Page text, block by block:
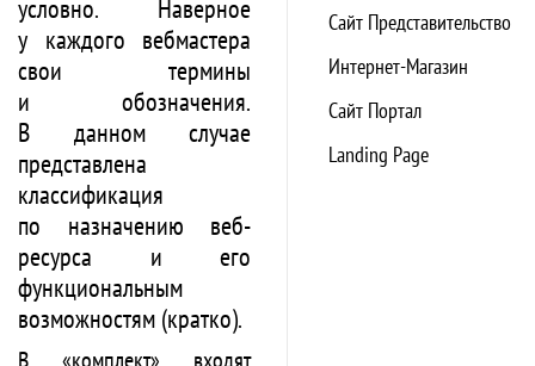
условно. Наверное
у каждого вебмастера
свои термины
и обозначения.
В данном случае
представлена
классификация
по назначению веб-
ресурса и его
функциональным
возможностям (кратко).
Сайт Представительство
Интернет-Магазин
Сайт Портал
Landing Page